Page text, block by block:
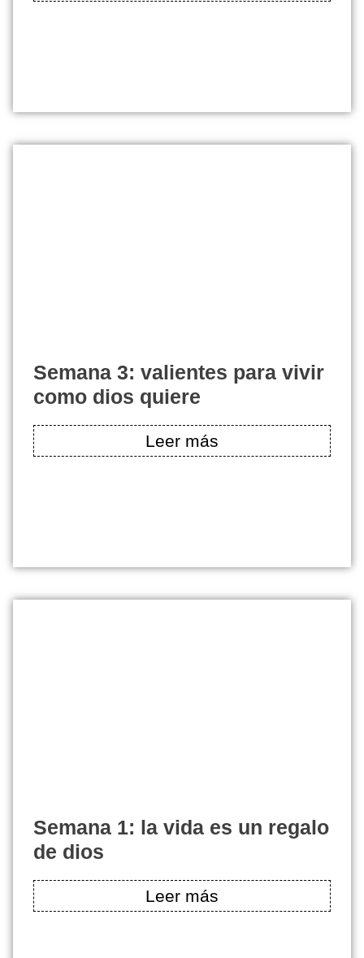
semana 3: valientes para vivir
como dios quiere
Leer más
semana 1: la vida es un regalo
de dios
Leer más